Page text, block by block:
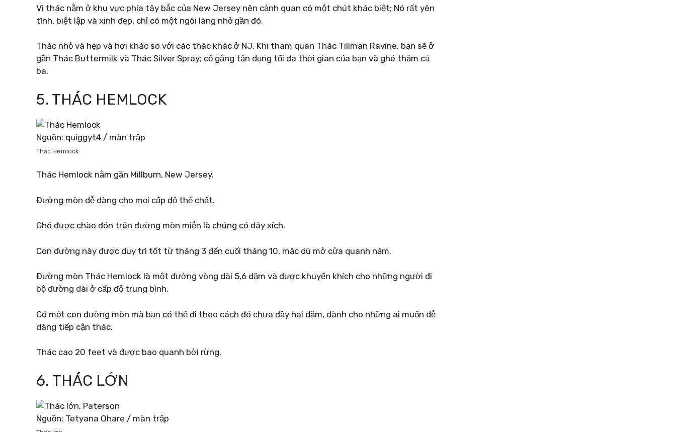
Vì thác nằm ở khu vực phía tây bắc của New Jersey nên cảnh quan có một chút khác biệt; Nó rất yên
tĩnh, biệt lập và xinh đẹp, chỉ có một ngôi làng nhỏ gần đó.
Thác nhỏ và hẹp và hơi khác so với các thác khác ở NJ. Khi tham quan Thác Tillman Ravine, bạn sẽ ở
gần Thác Buttermilk và Thác Silver Spray; cố gắng tận dụng tối đa thời gian của bạn và ghé thăm cả
ba.
5. THÁC HEMLOCK
Nguồn: quiggyt4 / màn trập
Thác Hemlock
Thác Hemlock nằm gần Millburn, New Jersey.
Đường mòn dễ dàng cho mọi cấp độ thể chất.
Chó được chào đón trên đường mòn miễn là chúng có dây xích.
Con đường này được duy trì tốt từ tháng 3 đến cuối tháng 10, mặc dù mở cửa quanh năm.
Đường mòn Thác Hemlock là một đường vòng dài 5,6 dặm và được khuyến khích cho những người đi
bộ đường dài ở cấp độ trung bình.
Có một con đường mòn mà bạn có thể đi theo cách đó chưa đầy hai dặm, dành cho những ai muốn dễ
dàng tiếp cận thác.
Thác cao 20 feet và được bao quanh bởi rừng.
6. THÁC LỚN
Nguồn: Tetyana Ohare / màn trập